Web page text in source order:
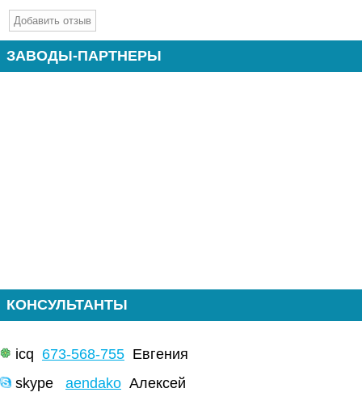
ЗАВОДЫ-ПАРТНЕРЫ
КОНСУЛЬТАНТЫ
icq 673-568-755 Евгения
skype aendako Алексей